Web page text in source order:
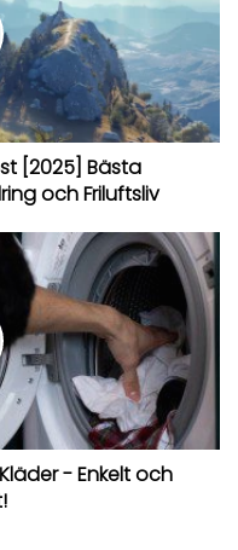
[2025] Bästa
och Friluftsliv
- Enkelt och